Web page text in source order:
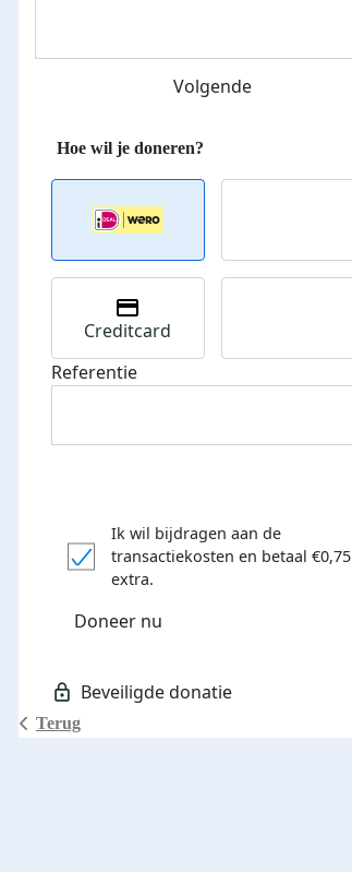
Donateurs bedankt
Volgende
Terug
Creditcard
Referentie
Ik wil bijdragen aan de
transactiekosten en betaal €0,75
extra.
Doneer nu